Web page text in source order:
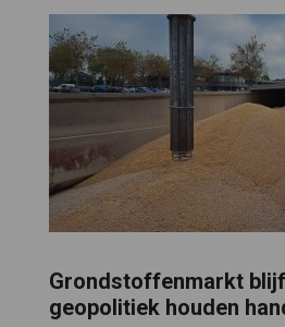
Grondstoffenmarkt
geopolitiek houden